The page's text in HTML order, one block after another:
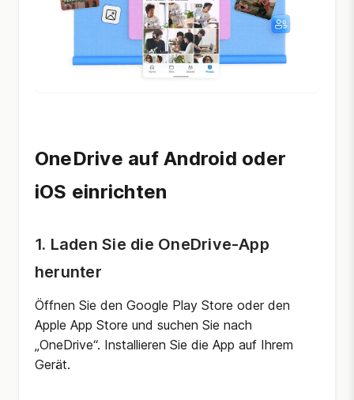
OneDrive auf Android oder
iOS einrichten
1. Laden Sie die OneDrive-App
herunter
Öffnen Sie den Google Play Store oder den
Apple App Store und suchen Sie nach
„OneDrive“. Installieren Sie die App auf Ihrem
Gerät.